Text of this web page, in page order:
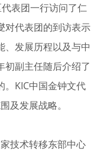
表团一行访问了仁
对代表团的到访表示
、发展历程以及与中
初副主任随后介绍了
。KIC中国金钟文代
及发展战略。
技术转移东部中心